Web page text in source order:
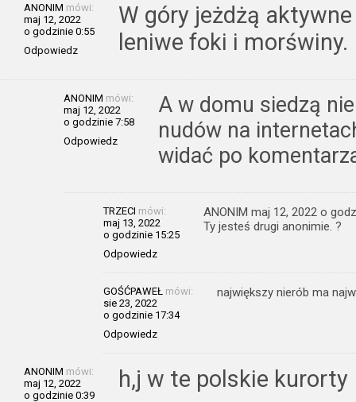
ANONIM mówi:
maj 12, 2022
o godzinie 0:55
Odpowiedz
W góry jeżdżą
leniwe foki i morświny.
ANONIM mówi:
maj 12, 2022
o godzinie 7:58
Odpowiedz
A w domu siedzą
nudów na
widać po
TRZECI mówi:
maj 13, 2022
o godzinie 15:25
Odpowiedz
ANONIM maj 12, 2022 o
Ty jesteś drugi anonimie. ?
GOŚĆPAWEŁ mówi:
sie 23, 2022
o godzinie 17:34
Odpowiedz
największy nierób ma
ANONIM mówi:
maj 12, 2022
o godzinie 0:39
h,j w te polskie kurorty